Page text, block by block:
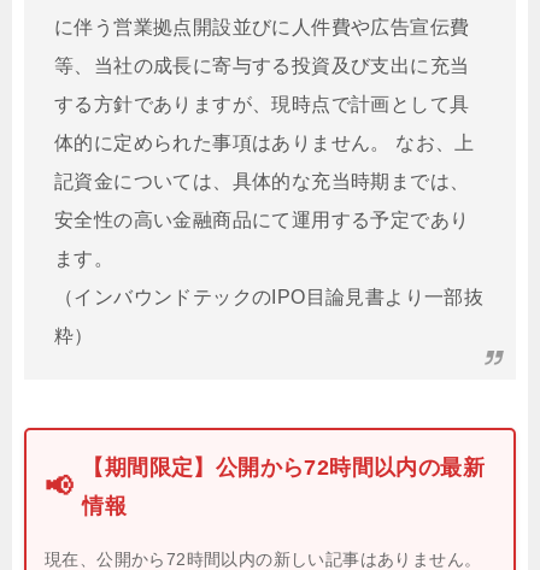
に伴う営業拠点開設並びに人件費や広告宣伝費
等、当社の成長に寄与する投資及び支出に充当
する方針でありますが、現時点で計画として具
体的に定められた事項はありません。 なお、上
記資金については、具体的な充当時期までは、
安全性の高い金融商品にて運用する予定であり
ます。
（インバウンドテックのIPO目論見書より一部抜
粋）
📢
【期間限定】公開から72時間以内の最新
情報
現在、公開から72時間以内の新しい記事はありません。